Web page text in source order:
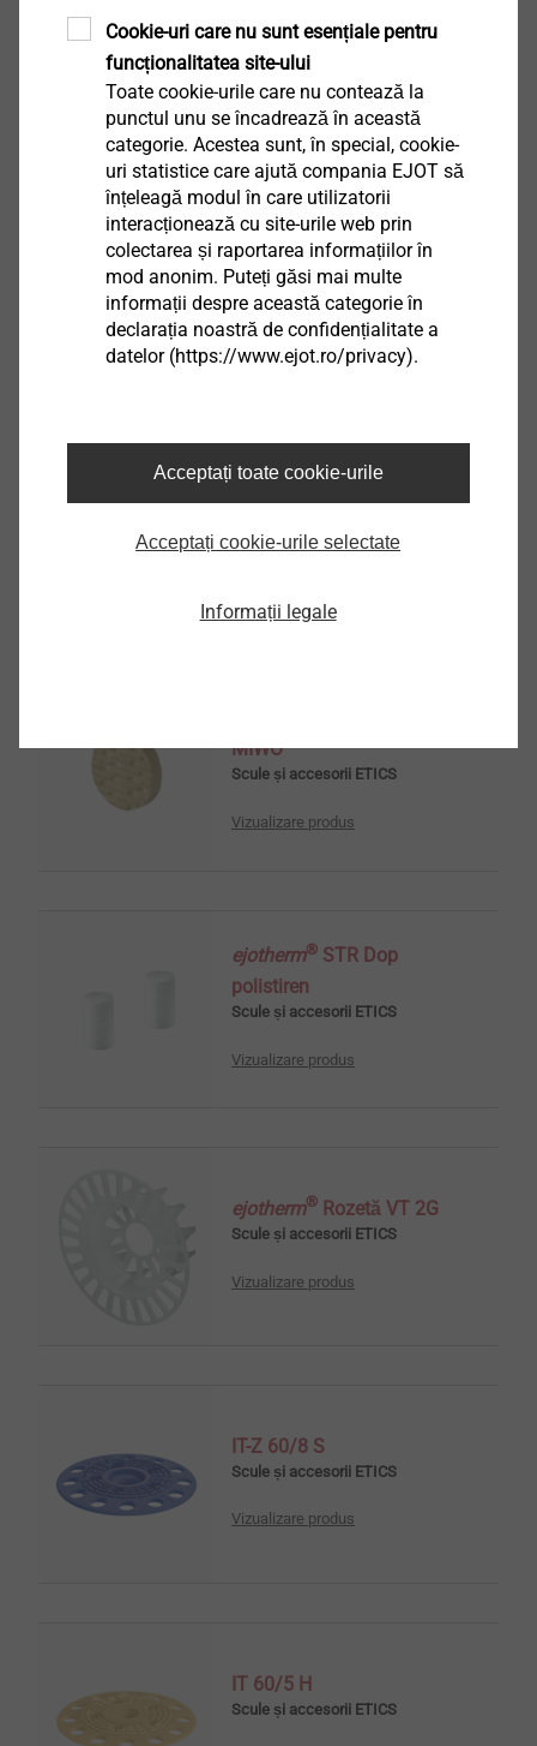
Rozetă VT 90
Scule și accesorii ETICS
Vizualizare produs
SBL 140 plus
Scule și accesorii ETICS
Vizualizare produs
MIWO
Scule și accesorii ETICS
Vizualizare produs
ejotherm® STR Dop
polistiren
Scule și accesorii ETICS
Vizualizare produs
ejotherm® Rozetă VT 2G
Scule și accesorii ETICS
Vizualizare produs
IT-Z 60/8 S
Scule și accesorii ETICS
Vizualizare produs
IT 60/5 H
Scule și accesorii ETICS
Cookie-uri care nu sunt esențiale pentru
funcționalitatea site-ului
Toate cookie-urile care nu contează la
punctul unu se încadrează în această
categorie. Acestea sunt, în special, cookie-
uri statistice care ajută compania EJOT să
înțeleagă modul în care utilizatorii
interacționează cu site-urile web prin
colectarea și raportarea informațiilor în
mod anonim. Puteți găsi mai multe
informații despre această categorie în
declarația noastră de confidențialitate a
datelor (https://www.ejot.ro/privacy).
Acceptați toate cookie-urile
Acceptați cookie-urile selectate
Informații legale